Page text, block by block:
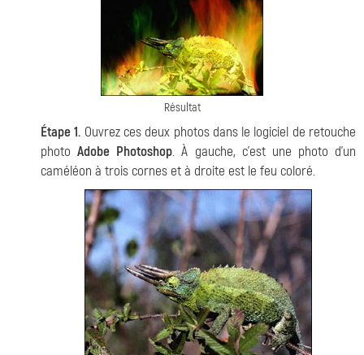
Résultat
Étape 1. Ouvrez ces deux photos dans le logiciel de retouche
photoAdobe Photoshop. À gauche, c'est une photo d'un
caméléon à trois cornes et à droite est le feu coloré.